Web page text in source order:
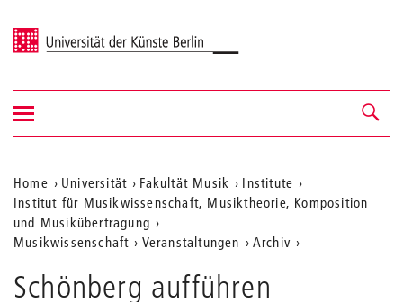
Universität der Künste Berlin
Navigation &
Suche
Navigation
ein-/ausblenden
Aktuelle
Position
auf
der
Webseite
Home Universität Fakultät Musik
Institute
Institut für Musikwissenschaft, Musiktheorie, Komposition
und Musikübertragung
Musikwissenschaft
Veranstaltungen Archiv
Schönberg aufführen